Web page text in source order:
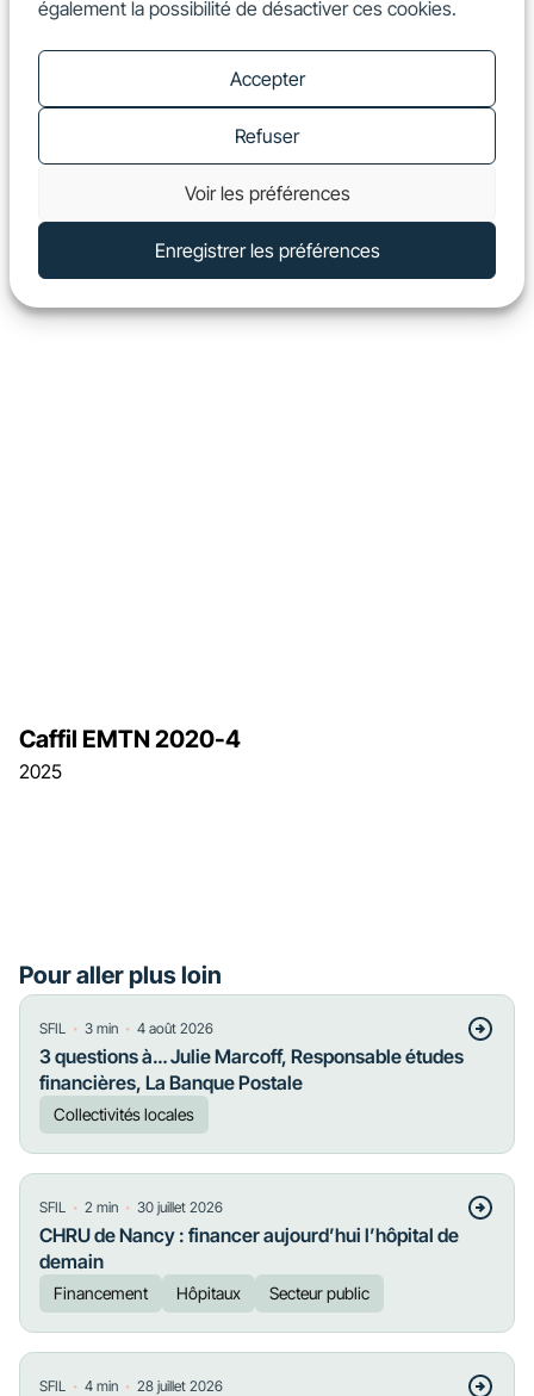
également la possibilité de désactiver ces cookies.
Accepter
Refuser
Voir les préférences
Enregistrer les préférences
2025
Caffil EMTN 2020-4
Pour aller plus loin
SFIL ・ 3 min ・ 4 août 2026
3 questions à… Julie Marcoff, Responsable études
financières, La Banque Postale
Collectivités locales
SFIL ・ 2 min ・ 30 juillet 2026
CHRU de Nancy : financer aujourd’hui l’hôpital de
demain
Financement Hôpitaux Secteur public
SFIL ・ 4 min ・ 28 juillet 2026